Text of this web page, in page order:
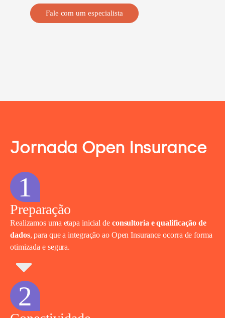
Fale com um especialista
Jornada Open Insurance
1
Preparação
Realizamos uma etapa inicial de consultoria e qualificação de
dados, para que a integração ao Open Insurance ocorra de forma
otimizada e segura.
2